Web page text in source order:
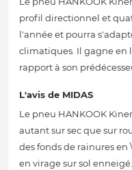
profil directionnel et
l'année et pourra
climatiques. Il gagne
rapport à son
L'avis de MIDAS
Le pneu HANKOOK
autant sur sec que sur
des fonds de rainures en
en virage sur sol enneigé.